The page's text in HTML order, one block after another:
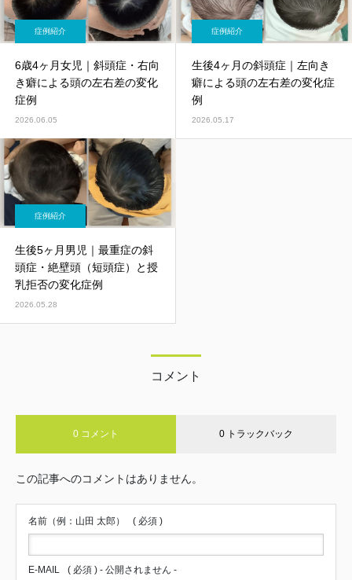
症例紹介
6歳4ヶ月女児｜斜頭症・右向
き癖による頭の左右差の変化
症例
2026.06.05
症例紹介
生後4ヶ月の斜頭症｜左向き
癖による頭の左右差の変化症
例
2026.05.17
症例紹介
生後5ヶ月男児｜最重症の斜
頭症・絶壁頭（短頭症）と授
乳拒否の変化症例
2026.05.28
コメント
0 コメント 0 トラックバック
この記事へのコメントはありません。
名前（例：山田 太郎） ( 必須 )
E-MAIL ( 必須 ) - 公開されません -